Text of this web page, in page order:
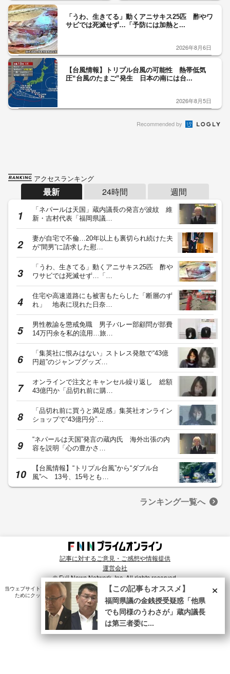
「うわ、生きてる」動くアニサキス25匹 酢やワ
サビでは死滅せず…「予防には加熱と...
2026年8月6日
【台風情報】トリプル台風の可能性 熱帯低気
圧“台風のたまご”発生 日本の南には台...
2026年8月5日
Recommended by
アクセスランキング
最新 24時間 週間
「ネパールは天国」蔵内議長の発言が波紋 維
新・吉村代表「福岡県議…
妻が自宅で不倫…20年以上も裏切られ続けた夫
が“間男”に請求した慰…
「うわ、生きてる」動くアニサキス25匹 酢や
ワサビでは死滅せず…「…
住宅や高速道路にも被害もたらした「断層のず
れ」 地表に現れた日奈…
男性教諭を懲戒免職 男子バレー部顧問が部費
14万円余を私的流用…旅…
「集英社に恨みはない」ストレス発散で“43億
円超”のジャンプグッズ…
オンラインで注文とキャンセル繰り返し 総額
43億円か「品切れ前に購…
「品切れ前に買うと満足感」集英社オンライン
ショップで“43億円分”…
“ネパールは天国”発言の蔵内氏 海外出張の内
容を説明「心の豊かさ…
【台風情報】“トリプル台風”から“ダブル台
風”へ 13号、15号とも…
ランキング一覧へ
記事に対するご意見・ご感想や情報提供
運営会社
© Fuji News Network, Inc. All rights reserved.
当ウェブサイトでは、ユーザのニーズ・興味・関⼼に合致したコンテンツや広告配信を提供する
ためにクッキーを使⽤しています。詳細は、
プライバシーポリシー をご確認ください。×
【この記事もオススメ】
福岡県議の金銭授受疑惑「他県
でも同様のうわさが」蔵内議長
は第三者委に...